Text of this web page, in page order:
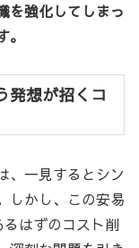
を強化してしまっ
発想が招くコ
、一見するとシン
しかし、この安易
はずのコスト削